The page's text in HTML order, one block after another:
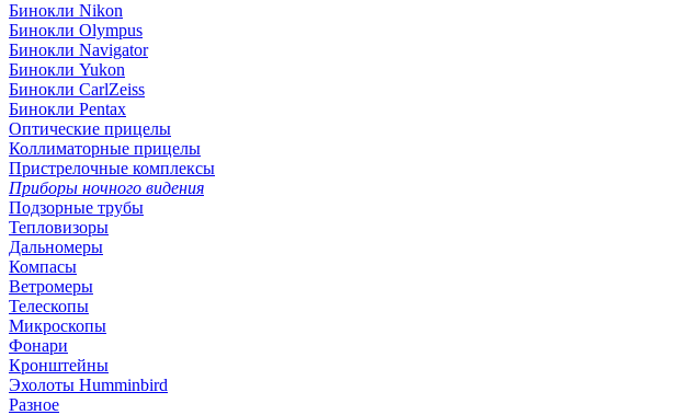
Бинокли Nikon
Бинокли Olympus
Бинокли Navigator
Бинокли Yukon
Бинокли CarlZeiss
Бинокли Pentax
Оптические прицелы
Коллиматорные прицелы
Пристрелочные комплексы
Приборы ночного видения
Подзорные трубы
Тепловизоры
Дальномеры
Компасы
Ветромеры
Телескопы
Микроскопы
Фонари
Кронштейны
Эхолоты Humminbird
Разное